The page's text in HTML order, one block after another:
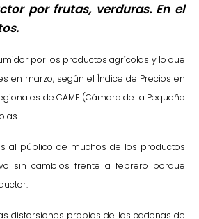
por frutas, verduras. En el
por los productos agrícolas y lo que
en marzo, según el Índice de Precios en
de CAME (Cámara de la Pequeña
al público de muchos de los productos
sin cambios frente a febrero porque
distorsiones propias de las cadenas de